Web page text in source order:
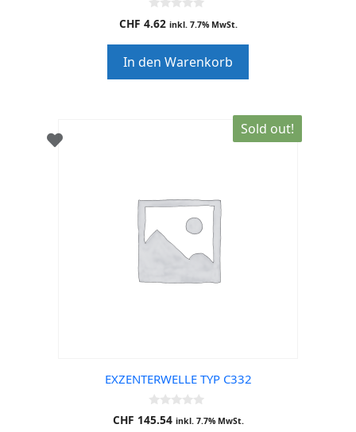
0
o
o
f
5
CHF 4.62 inkl. 7.7% MwSt.
In den Warenkorb
Sold out!
EXZENTERWELLE TYP C332
0
o
CHF 145.54 inkl. 7.7% MwSt.